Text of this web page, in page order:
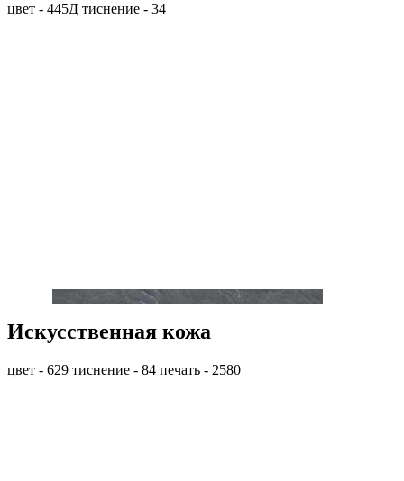
цвет - 445Д тиснение - 34
Искусственная кожа
цвет - 629 тиснение - 84 печать - 2580